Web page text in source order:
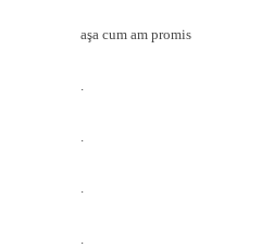
aşa cum am promis
.
.
.
.